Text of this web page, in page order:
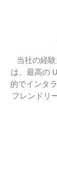
当社の経
は、最高の
的でインタ
フレンドリ